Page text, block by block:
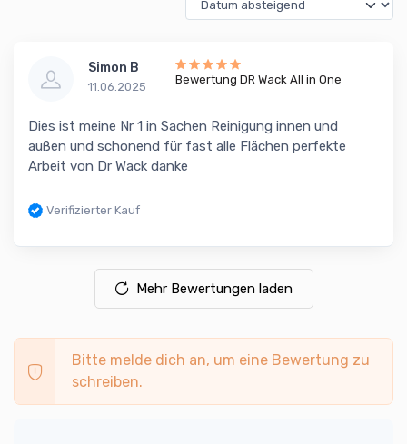
Simon B
11.06.2025
Bewertung DR Wack All in One
Dies ist meine Nr 1 in Sachen Reinigung innen und
außen und schonend für fast alle Flächen perfekte
Arbeit von Dr Wack danke
Verifizierter Kauf
Mehr Bewertungen laden
Bitte melde dich an, um eine Bewertung zu
schreiben.